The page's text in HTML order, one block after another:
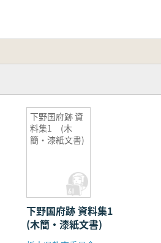
下野国府跡 資
料集1 (木
簡・漆紙文書)
下野国府跡 資料集1
(木簡・漆紙文書)